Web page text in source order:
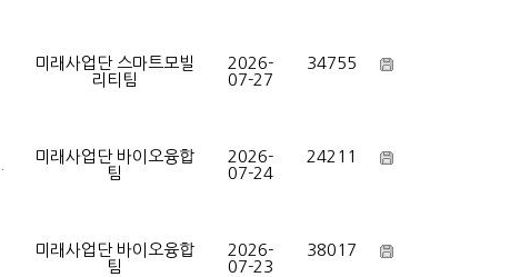
미래사업단 스마트모빌
리티팀
2026-
07-27
34755
미래사업단 바이오융합
팀
2026-
07-24
24211
미래사업단 바이오융합
팀
2026-
07-23
38017